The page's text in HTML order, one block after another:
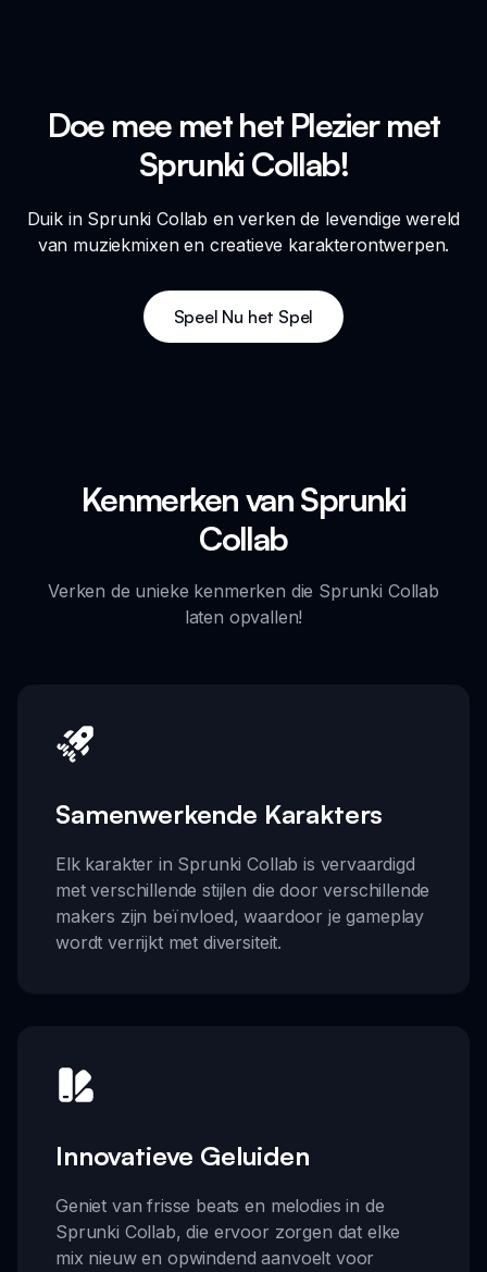
Doe mee met het Plezier met
Sprunki Collab!
Duik in Sprunki Collab en verken de levendige wereld
van muziekmixen en creatieve karakterontwerpen.
Speel Nu het Spel
Kenmerken van Sprunki
Collab
Verken de unieke kenmerken die Sprunki Collab
laten opvallen!
Samenwerkende Karakters
Elk karakter in Sprunki Collab is vervaardigd
met verschillende stijlen die door verschillende
makers zijn beïnvloed, waardoor je gameplay
wordt verrijkt met diversiteit.
Innovatieve Geluiden
Geniet van frisse beats en melodies in de
Sprunki Collab, die ervoor zorgen dat elke
mix nieuw en opwindend aanvoelt voor